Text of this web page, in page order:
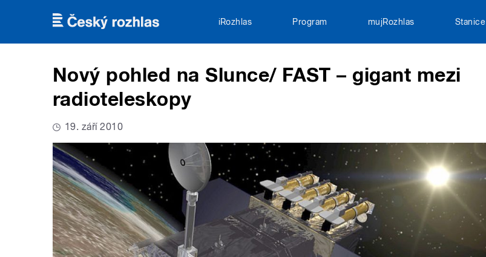
iRozhlas Program mujRozhlas Stanice
Nový pohled na Slunce/ FAST – gigant mezi
radioteleskopy
19. září 2010